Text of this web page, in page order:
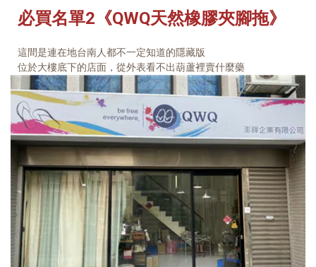
必買名單2《QWQ天然橡膠夾腳拖》
這間是連在地台南人都不一定知道的隱藏版
位於大樓底下的店面，從外表看不出葫蘆裡賣什麼藥